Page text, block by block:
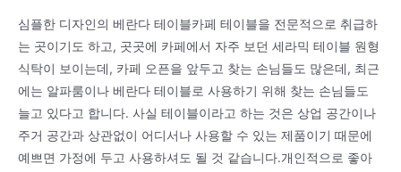
심플한 디자인의 베란다 테이블카페 테이블을 전문적으로 취급하
는 곳이기도 하고, 곳곳에 카페에서 자주 보던 세라믹 테이블 원형
식탁이 보이는데, 카페 오픈을 앞두고 찾는 손님들도 많은데, 최근
에는 알파룸이나 베란다 테이블로 사용하기 위해 찾는 손님들도
늘고 있다고 합니다. 사실 테이블이라고 하는 것은 상업 공간이나
주거 공간과 상관없이 어디서나 사용할 수 있는 제품이기 때문에
예쁘면 가정에 두고 사용하셔도 될 것 같습니다.개인적으로 좋아